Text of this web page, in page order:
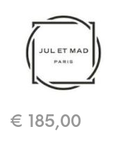
€ 185,00